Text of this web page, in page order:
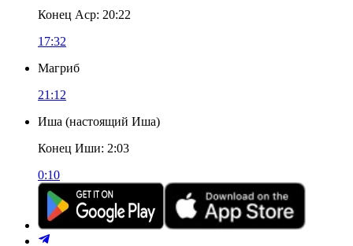
Конец Аср: 20:22
17:32
Магриб
21:12
Иша (настоящий Иша)
Конец Иши: 2:03
0:10